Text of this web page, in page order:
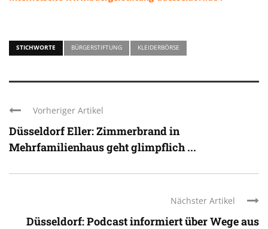
STICHWORTE BÜRGERSTIFTUNG KLEIDERBÖRSE
Vorheriger Artikel
Düsseldorf Eller: Zimmerbrand in
Mehrfamilienhaus geht glimpflich ...
Nächster Artikel
Düsseldorf: Podcast informiert über Wege aus